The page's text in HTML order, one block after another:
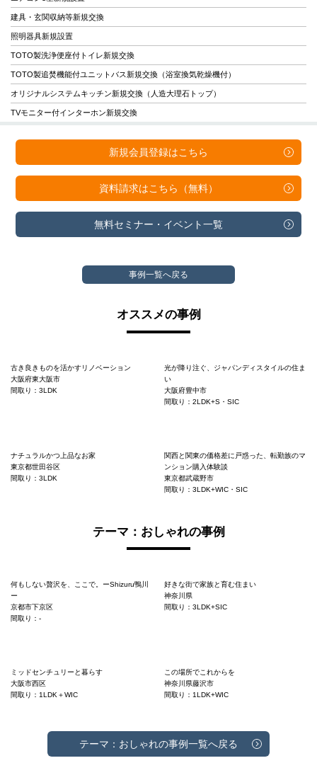
建具・玄関収納等新規交換
照明器具新規設置
TOTO製洗浄便座付トイレ新規交換
TOTO製追焚機能付ユニットバス新規交換（浴室換気乾燥機付）
オリジナルシステムキッチン新規交換（人造大理石トップ）
TVモニター付インターホン新規交換
新規会員登録はこちら
資料請求はこちら（無料）
無料セミナー・ イベント一覧
事例一覧へ戻る
オススメの事例
古き良きものを活かすリノベーション
大阪府東大阪市
間取り：3LDK
光が降り注ぐ、ジャパンディスタイルの住ま
い
大阪府豊中市
間取り：2LDK+S・SIC
ナチュラルかつ上品なお家
東京都世田谷区
間取り：3LDK
関西と関東の価格差に戸惑った、転勤族のマ
ンション購入体験談
東京都武蔵野市
間取り：3LDK+WIC・SIC
テーマ：おしゃれの事例
何もしない贅沢を、ここで。ーShizuru鴨川
ー
京都市下京区
間取り：-
好きな街で家族と育む住まい
神奈川県
間取り：3LDK+SIC
ミッドセンチュリーと暮らす
大阪市西区
間取り：1LDK＋WIC
この場所でこれからを
神奈川県藤沢市
間取り：1LDK+WIC
テーマ：おしゃれの事例一覧へ戻る